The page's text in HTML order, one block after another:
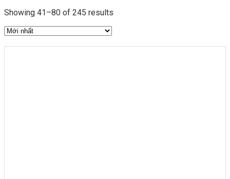
Showing 41–80 of 245 results